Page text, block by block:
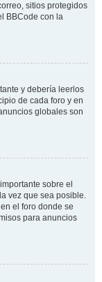
sitios protegidos
BBCode con la
y debería leerlos
de cada foro y en
globales son
sobre el
vez que sea posible.
el foro donde se
para anuncios